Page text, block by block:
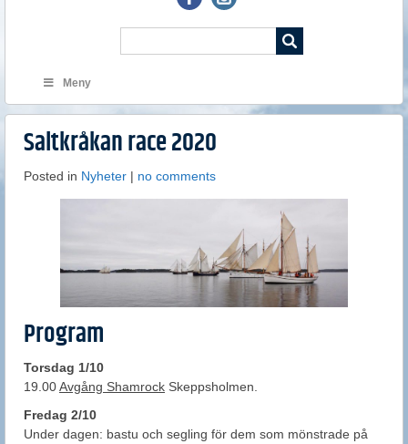
Meny
Saltkråkan race 2020
Posted in Nyheter | no comments
Program
Torsdag 1/10
19.00Avgång Shamrock Skeppsholmen.
Fredag 2/10
Under dagen: bastu och segling för dem som mönstrade på